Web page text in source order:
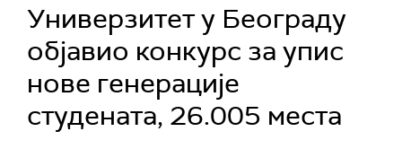
Универзитет у Београду
објавио конкурс за упис
нове генерације
студената, 26.005 места